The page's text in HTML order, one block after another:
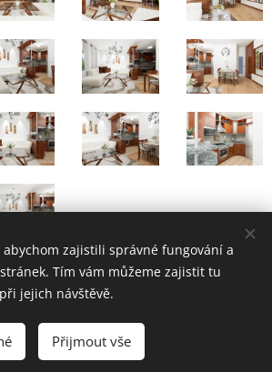
www.inter-design.cz
vyhrazena 2023
abychom zajistili správné fungování a
Tím vám můžeme zajistit tu
jejich návštěvě.
Přijmout vše